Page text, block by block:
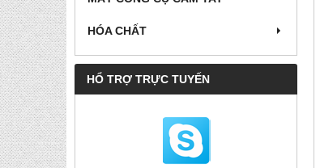
HÓA CHẤT
HỔ TRỢ TRỰC TUYẾN